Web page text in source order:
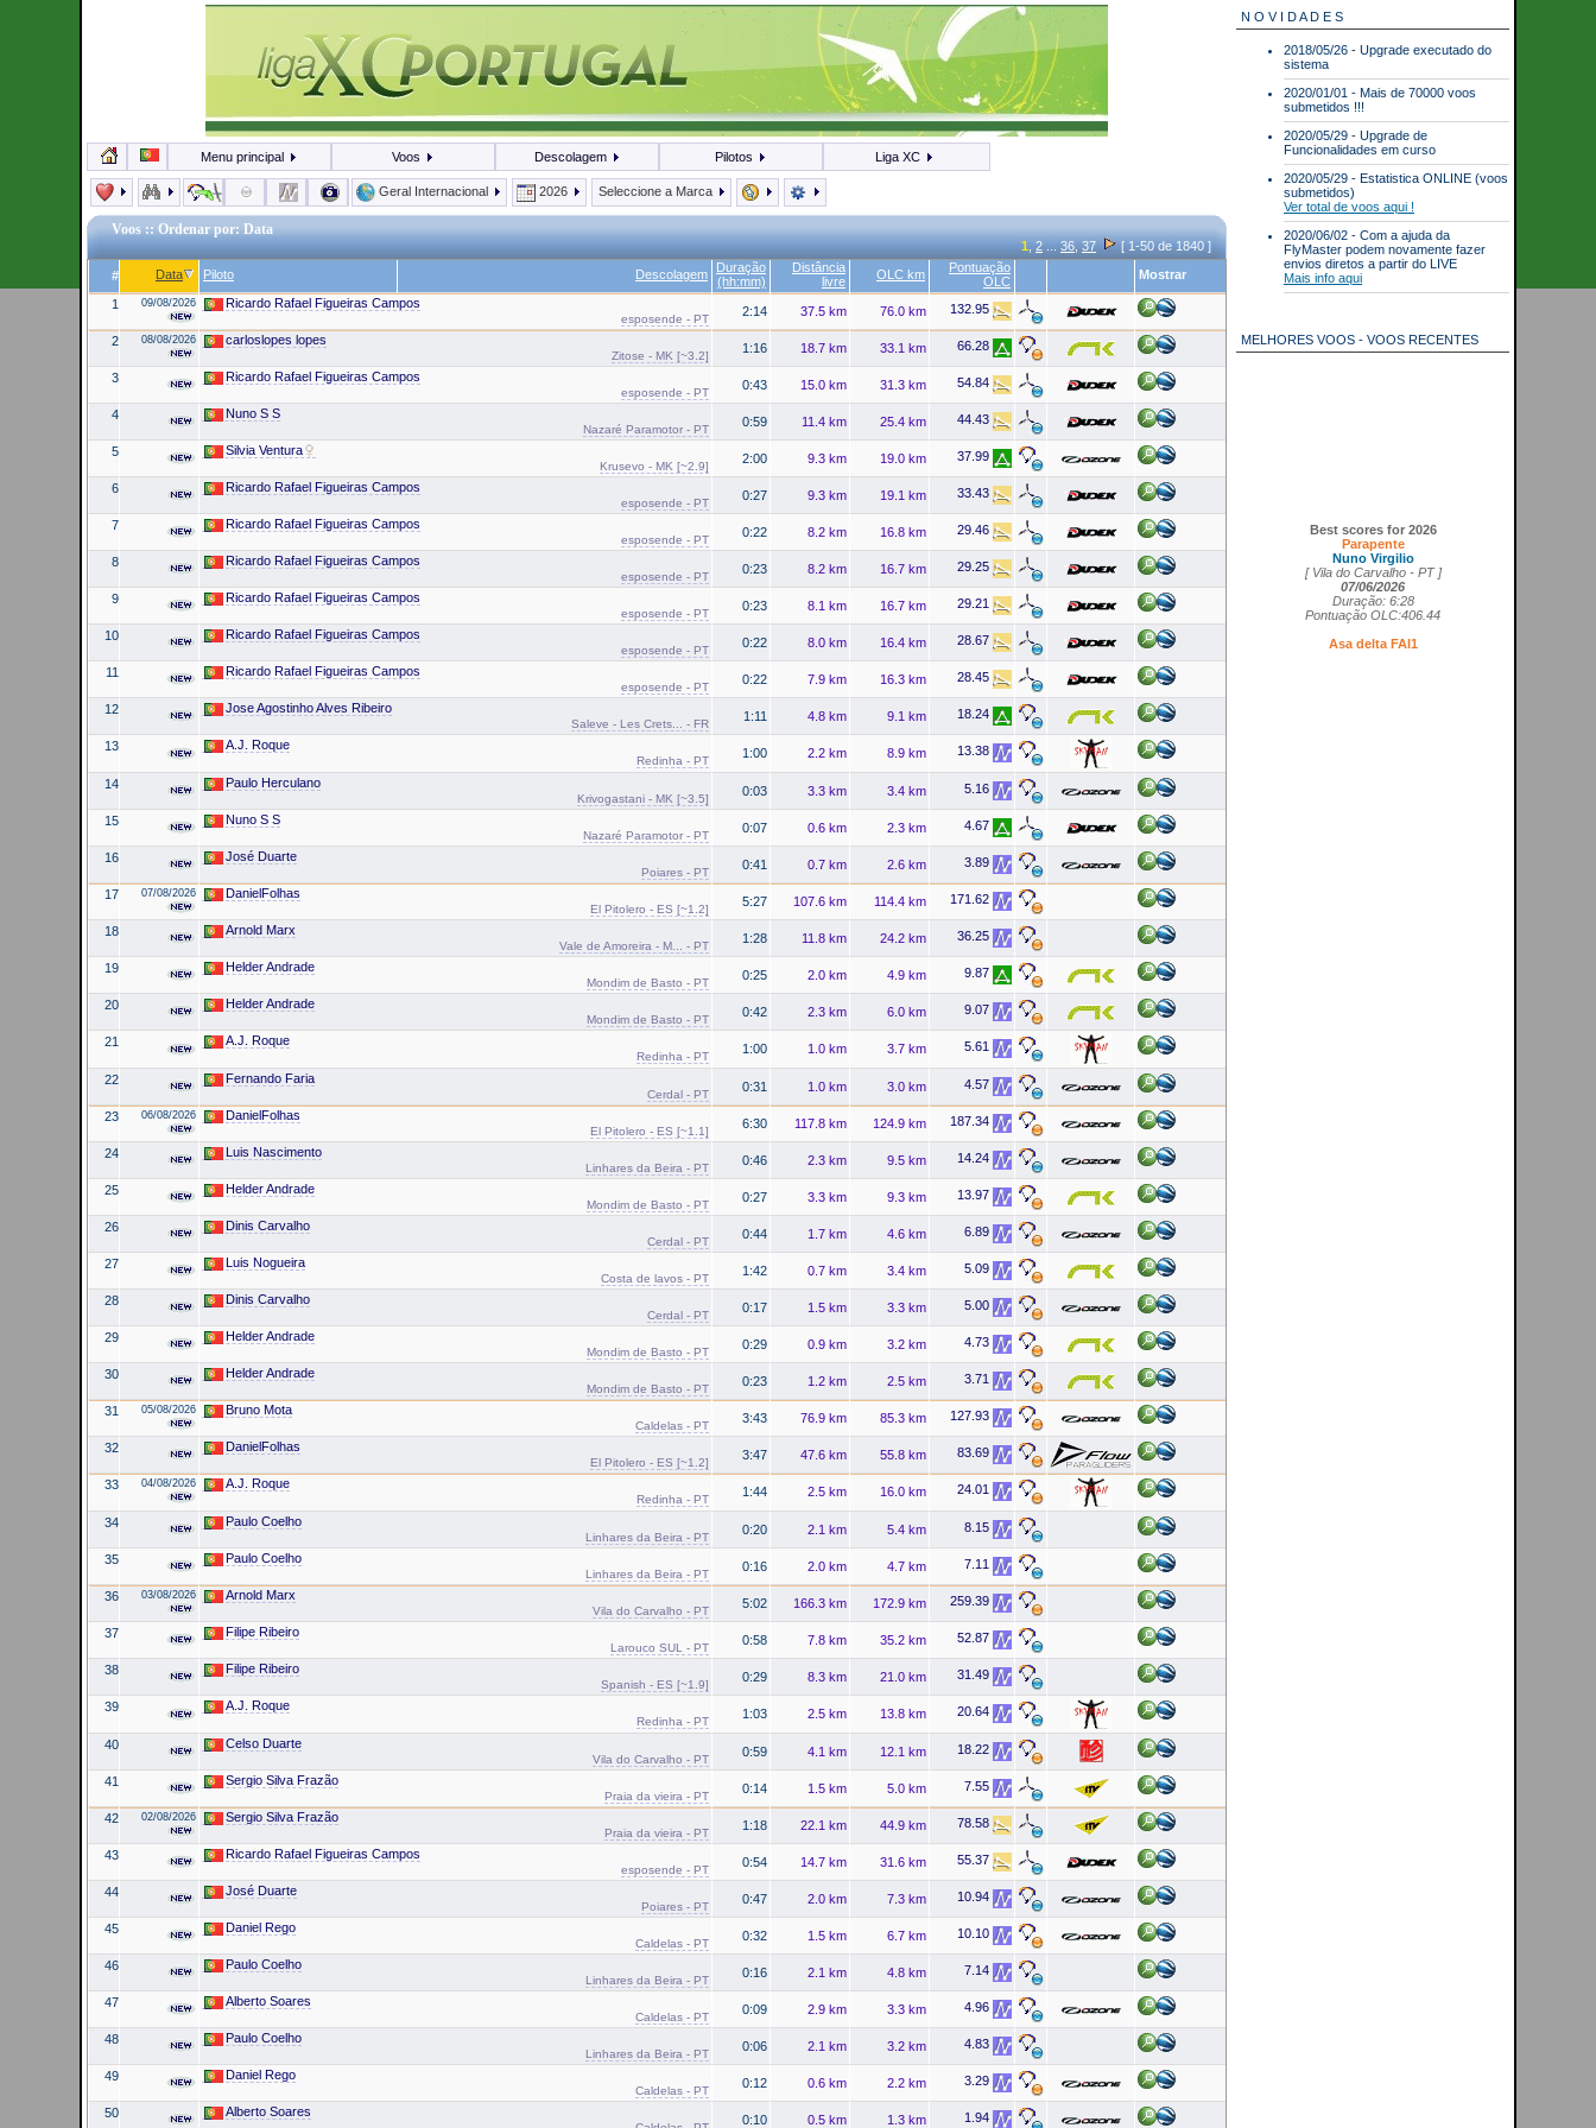
Menu principal Voos Descolagem Pilotos Liga XC
Geral Internacional 2026 Seleccione a Marca
Voos :: Ordenar por: Data
1 2 36 37 [ 1-50 de 1840 ]
# Data Piloto Descolagem
Duração
(hh:mm)
Distância
livre
OLC km
Pontuação
OLC
Mostrar
1 09/08/2026 Ricardo Rafael Figueiras Campos
esposende - PT
2:14 37.5 km 76.0 km 132.95
2 08/08/2026 carloslopes lopes
Zitose - MK [~3.2]
1:16 18.7 km 33.1 km 66.28
3 Ricardo Rafael Figueiras Campos
esposende - PT
0:43 15.0 km 31.3 km 54.84
4 Nuno S S
Nazaré Paramotor - PT
0:59 11.4 km 25.4 km 44.43
5 Silvia Ventura
Krusevo - MK [~2.9]
2:00 9.3 km 19.0 km 37.99
6 Ricardo Rafael Figueiras Campos
esposende - PT
0:27 9.3 km 19.1 km 33.43
7 Ricardo Rafael Figueiras Campos
esposende - PT
0:22 8.2 km 16.8 km 29.46
8 Ricardo Rafael Figueiras Campos
esposende - PT
0:23 8.2 km 16.7 km 29.25
9 Ricardo Rafael Figueiras Campos
esposende - PT
0:23 8.1 km 16.7 km 29.21
10 Ricardo Rafael Figueiras Campos
esposende - PT
0:22 8.0 km 16.4 km 28.67
11 Ricardo Rafael Figueiras Campos
esposende - PT
0:22 7.9 km 16.3 km 28.45
12 Jose Agostinho Alves Ribeiro
Saleve - Les Crets... - FR
1:11 4.8 km 9.1 km 18.24
13 A.J. Roque
Redinha - PT
1:00 2.2 km 8.9 km 13.38
14 Paulo Herculano
Krivogastani - MK [~3.5]
0:03 3.3 km 3.4 km 5.16
15 Nuno S S
Nazaré Paramotor - PT
0:07 0.6 km 2.3 km 4.67
16 José Duarte
Poiares - PT
0:41 0.7 km 2.6 km 3.89
17 07/08/2026 DanielFolhas
El Pitolero - ES [~1.2]
5:27 107.6 km 114.4 km 171.62
18 Arnold Marx
Vale de Amoreira - M... - PT
1:28 11.8 km 24.2 km 36.25
19 Helder Andrade
Mondim de Basto - PT
0:25 2.0 km 4.9 km 9.87
20 Helder Andrade
Mondim de Basto - PT
0:42 2.3 km 6.0 km 9.07
21 A.J. Roque
Redinha - PT
1:00 1.0 km 3.7 km 5.61
22 Fernando Faria
Cerdal - PT
0:31 1.0 km 3.0 km 4.57
23 06/08/2026 DanielFolhas
El Pitolero - ES [~1.1]
6:30 117.8 km 124.9 km 187.34
24 Luis Nascimento
Linhares da Beira - PT
0:46 2.3 km 9.5 km 14.24
25 Helder Andrade
Mondim de Basto - PT
0:27 3.3 km 9.3 km 13.97
26 Dinis Carvalho
Cerdal - PT
0:44 1.7 km 4.6 km 6.89
27 Luis Nogueira
Costa de lavos - PT
1:42 0.7 km 3.4 km 5.09
28 Dinis Carvalho
Cerdal - PT
0:17 1.5 km 3.3 km 5.00
29 Helder Andrade
Mondim de Basto - PT
0:29 0.9 km 3.2 km 4.73
30 Helder Andrade
Mondim de Basto - PT
0:23 1.2 km 2.5 km 3.71
31 05/08/2026 Bruno Mota
Caldelas - PT
3:43 76.9 km 85.3 km 127.93
32 DanielFolhas
El Pitolero - ES [~1.2]
3:47 47.6 km 55.8 km 83.69
33 04/08/2026 A.J. Roque
Redinha - PT
1:44 2.5 km 16.0 km 24.01
34 Paulo Coelho
Linhares da Beira - PT
0:20 2.1 km 5.4 km 8.15
35 Paulo Coelho
Linhares da Beira - PT
0:16 2.0 km 4.7 km 7.11
36 03/08/2026 Arnold Marx
Vila do Carvalho - PT
5:02 166.3 km 172.9 km 259.39
37 Filipe Ribeiro
Larouco SUL - PT
0:58 7.8 km 35.2 km 52.87
38 Filipe Ribeiro
Spanish - ES [~1.9]
0:29 8.3 km 21.0 km 31.49
39 A.J. Roque
Redinha - PT
1:03 2.5 km 13.8 km 20.64
40 Celso Duarte
Vila do Carvalho - PT
0:59 4.1 km 12.1 km 18.22
41 Sergio Silva Frazão
Praia da vieira - PT
0:14 1.5 km 5.0 km 7.55
42 02/08/2026 Sergio Silva Frazão
Praia da vieira - PT
1:18 22.1 km 44.9 km 78.58
43 Ricardo Rafael Figueiras Campos
esposende - PT
0:54 14.7 km 31.6 km 55.37
44 José Duarte
Poiares - PT
0:47 2.0 km 7.3 km 10.94
45 Daniel Rego
Caldelas - PT
0:32 1.5 km 6.7 km 10.10
46 Paulo Coelho
Linhares da Beira - PT
0:16 2.1 km 4.8 km 7.14
47 Alberto Soares
Caldelas - PT
0:09 2.9 km 3.3 km 4.96
48 Paulo Coelho
Linhares da Beira - PT
0:06 2.1 km 3.2 km 4.83
49 Daniel Rego
Caldelas - PT
0:12 0.6 km 2.2 km 3.29
50 Alberto Soares
0:10 0.5 km 1.3 km 1.94
N O V I D A D E S
2018/05/26 - Upgrade executado do
sistema
2020/01/01 - Mais de 70000 voos
submetidos !!!
2020/05/29 - Upgrade de
Funcionalidades em curso
2020/05/29 - Estatistica ONLINE (voos
submetidos)
Ver total de voos aqui !
2020/06/02 - Com a ajuda da
FlyMaster podem novamente fazer
envios diretos a partir do LIVE
Mais info aqui
MELHORES VOOS - VOOS RECENTES
Parapente
Nuno Virgilio
[ Vila do Carvalho - PT ]
07/06/2026
Duração: 6:28
Pontuação OLC:406.44
Cedrick Vils